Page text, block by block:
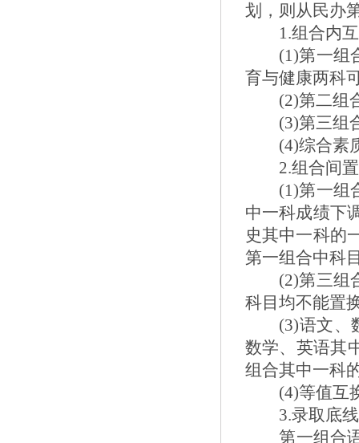
划，则从民办
1.组合内
(1)第一组
育与健康两科
(2)第二组
(3)第三组
(4)综合素
2.组合间
(1)第一组
中一科成绩下
史其中一科的
第一组合中科
(2)第三组
科目均不能置
(3)语文、
数学、英语其
组合其中一科
(4)等值互
3.录取底
第一组合